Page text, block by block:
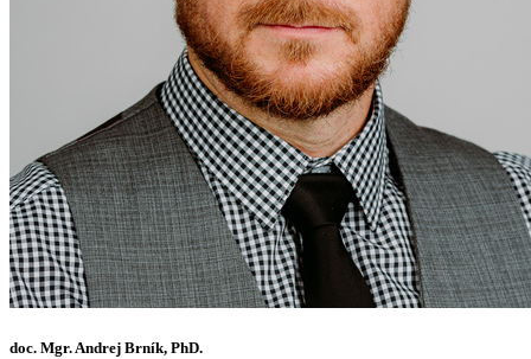
doc. Mgr. Andrej Brník, PhD.